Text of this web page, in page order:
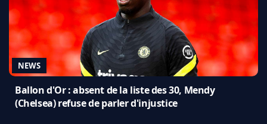
NEWS
Ballon d'Or : absent de la liste des 30, Mendy
(Chelsea) refuse de parler d'injustice